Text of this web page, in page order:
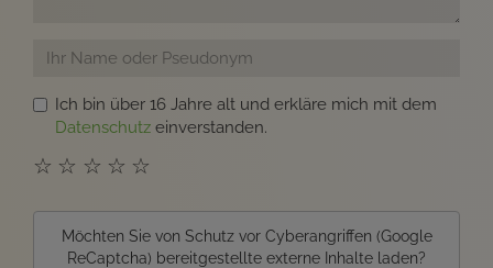
Ich bin über 16 Jahre alt und erkläre mich mit dem
Datenschutz einverstanden.
☆
☆
☆
☆
☆
Möchten Sie von Schutz vor Cyberangriffen (Google
ReCaptcha) bereitgestellte externe Inhalte laden?